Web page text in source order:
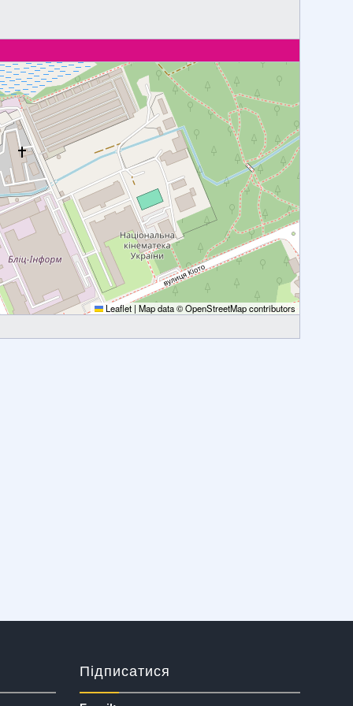
Leaflet | Map data ©OpenStreetMapcontributors
Підписатися